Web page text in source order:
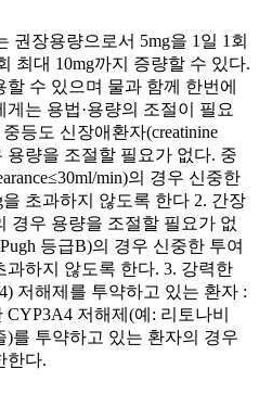
권장용량으로서 5mg을 1일 1회
최대 10mg까지 증량할 수 있다.
수 있으며 물과 함께 한번에
는 용법·용량의 조절이 필요
등도 신장애환자(creatinine
용량을 조절할 필요가 없다. 중
min)의 경우 신중한
초과하지 않도록 한다 2. 간장
경우 용량을 조절할 필요가 없
등급B)의 경우 신중한 투여
과하지 않도록 한다. 3. 강력한
저해제를 투약하고 있는 환자 :
저해제(예: 리토나비
를 투약하고 있는 환자의 경우
한다.